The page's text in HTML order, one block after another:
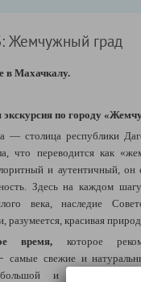
Жемчужный град
в Махачкалу.
по городу «
— столица республики
что переводится как
и аутентичный, он
Здесь на каждом
века, наследие
разумеется, красивая
время, которое
самые свежие и
и популярный